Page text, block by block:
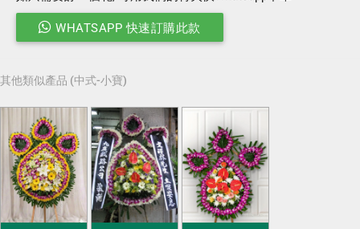
WHATSAPP 快速訂購此款
其他類似產品 (中式-小寶)